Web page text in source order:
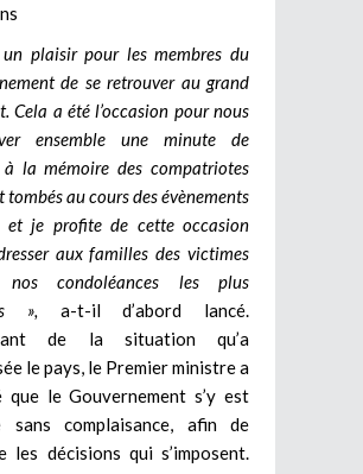
un plaisir pour les membres du
de se retrouver au grand
Cela a été l’occasion pour nous
ensemble une minute de
à la mémoire des compatriotes
tombés au cours des évènements
et je profite de cette occasion
aux familles des victimes
nos condoléances les plus
»,
a-t-il d’abord lancé.
de la situation qu’a
le pays, le Premier ministre a
que le Gouvernement s’y est
sans complaisance, afin de
les décisions qui s’imposent.